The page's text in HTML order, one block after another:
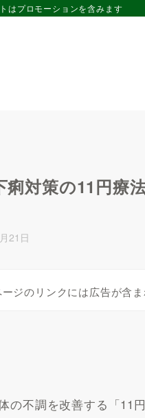
はプロモーションを含みます
対策の11円療
21日
ジのリンクには広告が含ま
不調を改善する「11